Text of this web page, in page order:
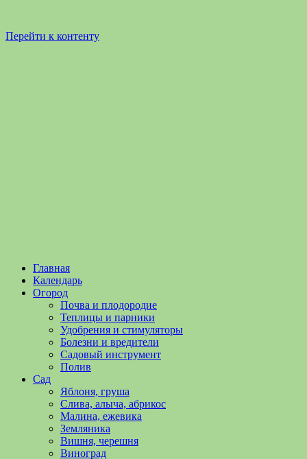
Перейти к контенту
Садоводство
Огородничество
Садоводство
огородничество
полезные
уходу
овощами,
растениями
Поможем
Главная
Календарь
Огород
Почва и плодородие
Теплицы и парники
Удобрения и стимуляторы
Болезни и вредители
Садовый инструмент
Полив
Сад
Яблоня, груша
Слива, алыча, абрикос
Малина, ежевика
Земляника
Вишня, черешня
Виноград